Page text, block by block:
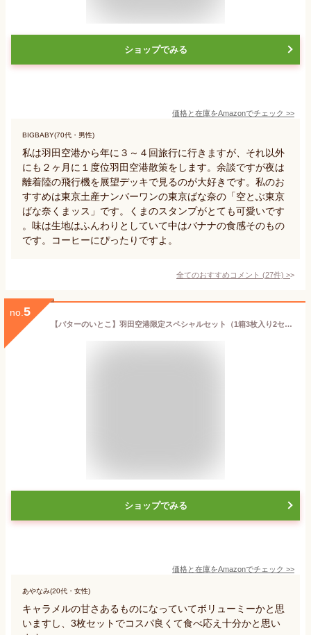
ショップでみる
価格と在庫をAmazonでチェック >>
BIGBABY(70代・男性)
私は羽田空港から年に３～４回旅行に行きますが、それ以外
にも２ヶ月に１度位羽田空港散策をします。余談ですが夜は
離着陸の飛行機を展望デッキで見るのが大好きです。私のお
すすめは東京土産ナンバーワンの東京ばな奈の「空とぶ東京
ばな奈くまッス」です。くまのスタンプがとても可愛いです
。味は生地はふんわりとしていて中はバナナの食感そのもの
です。コーヒーにぴったりですよ。
全てのおすすめコメント (27件) >
no. 5
【バターのいとこ】羽田空港限定スペシャルセット（1箱3枚入り2セット（ミルク3枚、チョコキャラメル3枚））
ショップでみる
価格と在庫をAmazonでチェック >>
あやなみ(20代・女性)
キャラメルの甘さあるものになっていてボリューミーかと思
いますし、3枚セットでコスパ良くて食べ応え十分かと思い